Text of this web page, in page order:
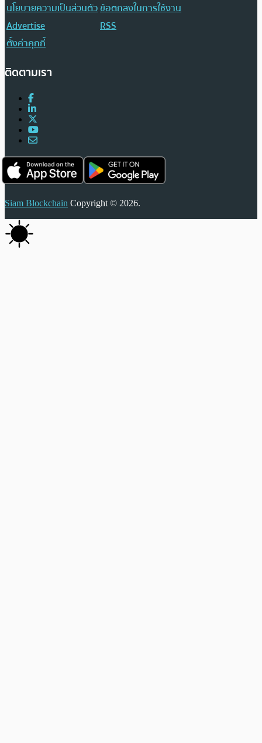
นโยบายความเป็นส่วนตัวข้อตกลงในการใช้งาน
Advertise
RSS
ตั้งค่าคุกกี้
ติดตามเรา
Siam Blockchain Copyright © 2026.